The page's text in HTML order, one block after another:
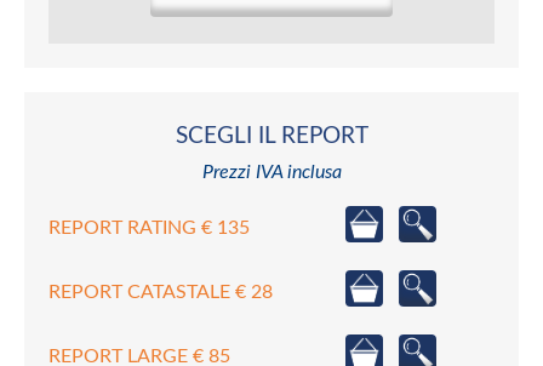
SCEGLI IL REPORT
Prezzi IVA inclusa
REPORT RATING € 135
REPORT CATASTALE € 28
REPORT LARGE € 85